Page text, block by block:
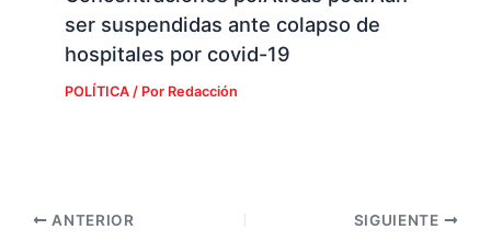
ser suspendidas ante colapso de
hospitales por covid-19
POLÍTICA/ Por Redacción
ANTERIOR SIGUIENTE